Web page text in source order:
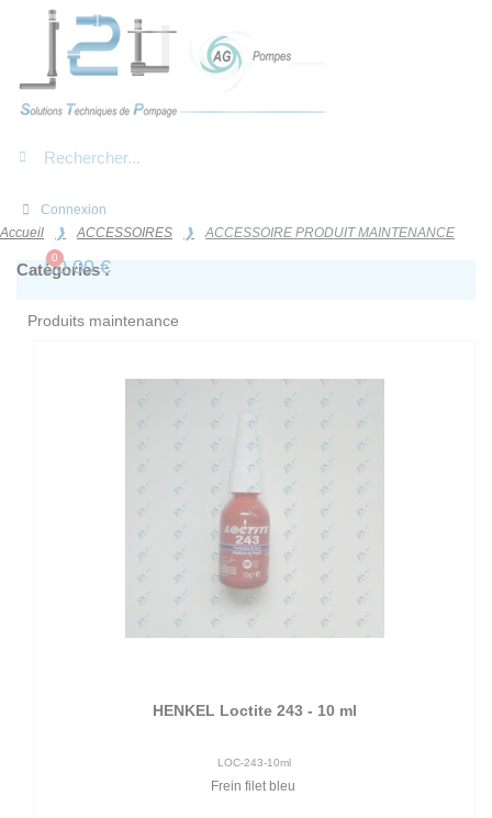
Connexion
0,00 €
Accueil ACCESSOIRES ACCESSOIRE PRODUIT MAINTENANCE
Catégories :
Produits maintenance
HENKEL Loctite 243 - 10 ml
LOC-243-10ml
Frein filet bleu
Panneau de gestion des cookies